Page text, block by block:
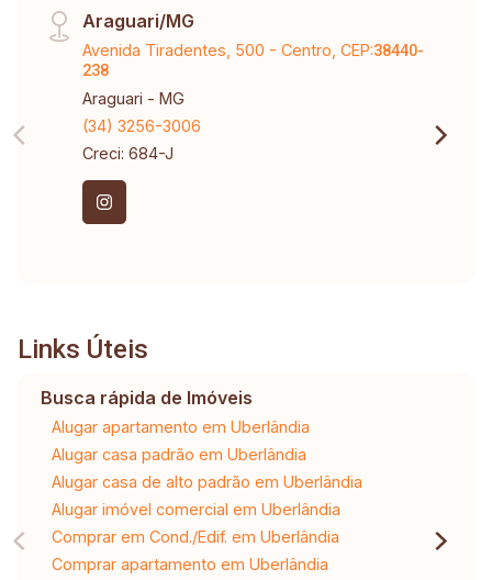
Araguari/MG
Avenida Tiradentes, 500 - Centro, CEP:38440-
238
Araguari - MG
(34) 3256-3006
Creci: 684-J
Links Úteis
Busca rápida de Imóveis
Alugar apartamento em Uberlândia
Alugar casa padrão em Uberlândia
Alugar casa de alto padrão em Uberlândia
Alugar imóvel comercial em Uberlândia
Comprar em Cond./Edif. em Uberlândia
Comprar apartamento em Uberlândia